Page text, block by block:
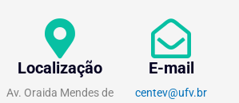
Localização
Av. Oraida Mendes de
E-mail
centev@ufv.br